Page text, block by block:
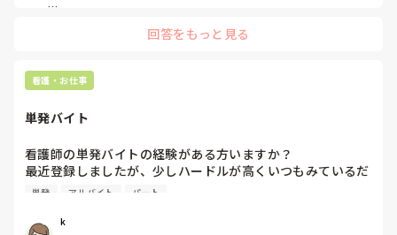
回答をもっと見る
看護・お仕事
単発バイト
看護師の単発バイトの経験がある方いますか？
最近登録しましたが、少しハードルが高くいつもみているだ
けです。
ような雰囲気なのか知りたいです。
単発 アルバイト パート
k